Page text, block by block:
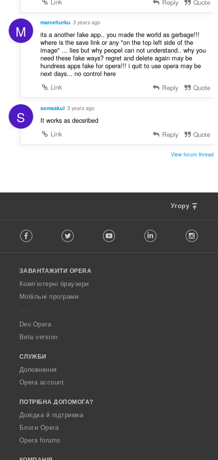
Reply Quote
M marcelturku 3 years ago
its a another fake app.. you made the world as garbage!!!
where is the save link or any "on the top left side of the
image" ... lies but why peopel can not understand.. why you
need these fake ways? regret and delete again may be
hundress apps fake for opera!!! i quit to use opera may be
next days... no control here
Link
Reply Quote
S somsakul 3 years ago
It works as decsribed
Link
Reply Quote
View forum thread
Угору
o
w
O
p
a
Facebook Twitter Youtube LinkedIn
ЗАВАНТАЖИТИ OPERA
Комп’ютерні браузери
Мобільні програми
Dev.Opera
Beta version
СЛУЖБИ
Доповнення
Opera account
ПОТРІБНА ДОПОМОГА?
Довідка й підтримка
Блоги Opera
Opera forums